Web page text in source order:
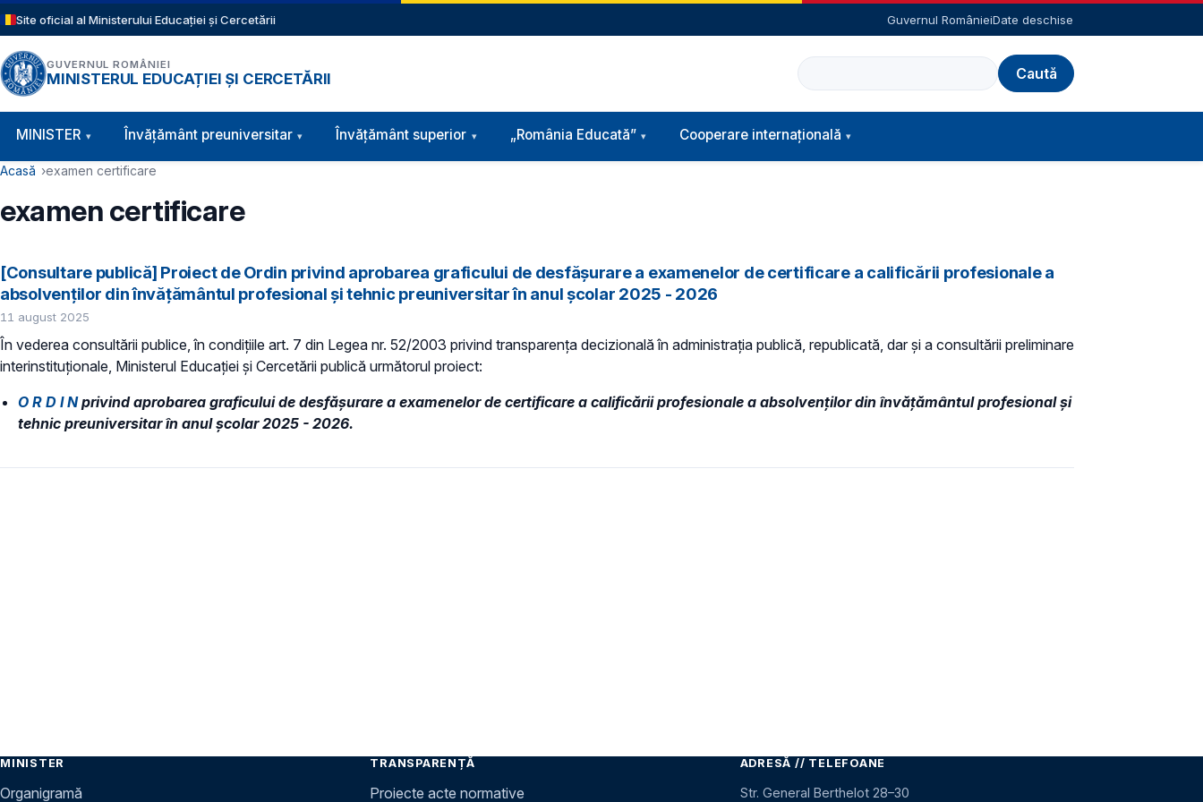
Sari la conținutul principal
Site oficial al Ministerului Educației și Cercetării Guvernul RomânieiDate deschise
GUVERNUL ROMÂNIEI
MINISTERUL EDUCAȚIEI ȘI CERCETĂRII
Caută
Navigație principală
MINISTER Învăţământ preuniversitar Învățământ superior „România Educată” Cooperare internațională
Cale de navigare
Acasă examen certificare
examen certificare
[Consultare publică] Proiect de Ordin privind aprobarea graficului de desfăşurare a examenelor de certificare a calificării profesionale a
absolvenţilor din învăţământul profesional şi tehnic preuniversitar în anul şcolar 2025 - 2026
11 august 2025
În vederea consultării publice, în condiţiile art. 7 din Legea nr. 52/2003 privind transparenţa decizională în administraţia publică, republicată, dar și a consultării preliminare
interinstituționale, Ministerul Educaţiei și Cercetării publică următorul proiect:
O R D I Nprivind aprobarea graficului de desfăşurare a examenelor de certificare a calificării profesionale a absolvenţilor din învăţământul profesional şi
tehnic preuniversitar în anul şcolar 2025 - 2026.
MINISTER
Organigramă
TRANSPARENȚĂ
Proiecte acte normative
ADRESĂ // TELEFOANE
Str. General Berthelot 28–30